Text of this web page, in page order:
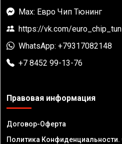
Max: Евро Чип Тюнинг
https://vk.com/
WhatsApp: +79317082148
+7 8452 99-13-76
Правовая информация
Договор-Оферта
Политика Конфиденциальности.